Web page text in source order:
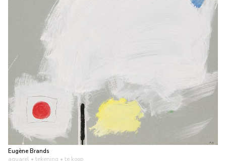
Eugène Brands
aquarel • tekening • te koop